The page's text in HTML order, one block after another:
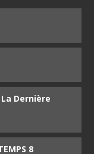
La Dernière
8